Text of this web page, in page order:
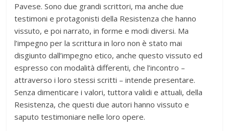
Pavese. Sono due grandi scrittori, ma anche due
testimoni e protagonisti della Resistenza che hanno
vissuto, e poi narrato, in forme e modi diversi. Ma
l’impegno per la scrittura in loro non è stato mai
disgiunto dall’impegno etico, anche questo vissuto ed
espresso con modalità differenti, che l’incontro –
attraverso i loro stessi scritti – intende presentare.
Senza dimenticare i valori, tuttora validi e attuali, della
Resistenza, che questi due autori hanno vissuto e
saputo testimoniare nelle loro opere.